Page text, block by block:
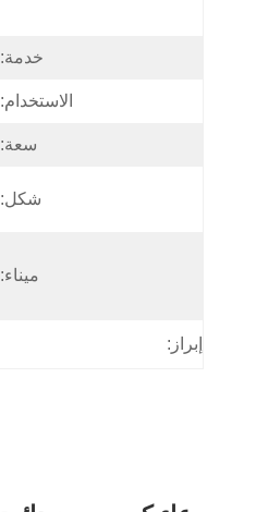
خدمة:
الاستخدام:
سعة:
شكل:
ميناء:
إبراز: